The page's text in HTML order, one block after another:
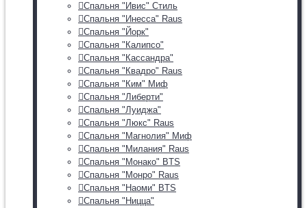
Спальня "Ивис" Стиль
Спальня "Инесса" Raus
Спальня "Йорк"
Спальня "Калипсо"
Спальня "Кассандра"
Спальня "Квадро" Raus
Спальня "Ким" Миф
Спальня "Либерти"
Спальня "Луиджа"
Спальня "Люкс" Raus
Спальня "Магнолия" Миф
Спальня "Милания" Raus
Спальня "Монако" BTS
Спальня "Монро" Raus
Спальня "Наоми" BTS
Спальня "Ницца"